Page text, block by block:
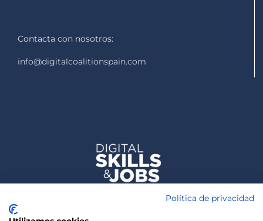
Contacta con nosotros:
info@digitalcoalitionspain.com
Política de privacidad